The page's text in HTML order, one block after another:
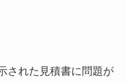
された見積書に問題が